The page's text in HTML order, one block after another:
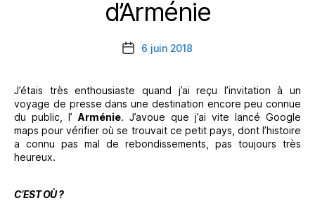
d’Arménie
Date6 juin 2018
J’étais très enthousiaste quand j’ai reçu l’invitation à un
voyage de presse dans une destination encore peu connue
du public, l’ Arménie. J’avoue que j’ai vite lancé Google
maps pour vérifier où se trouvait ce petit pays, dont l’histoire
a connu pas mal de rebondissements, pas toujours très
heureux.
C’EST OÙ ?